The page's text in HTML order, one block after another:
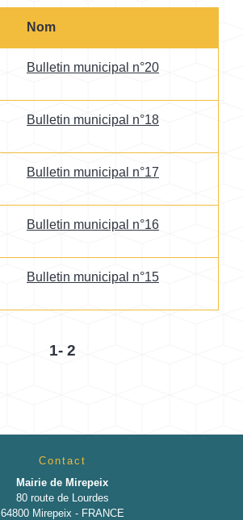
Nom
Bulletin municipal n°20
Bulletin municipal n°18
Bulletin municipal n°17
Bulletin municipal n°16
Bulletin municipal n°15
1- 2
Contact
Mairie de Mirepeix
80 route de Lourdes
64800 Mirepeix - FRANCE